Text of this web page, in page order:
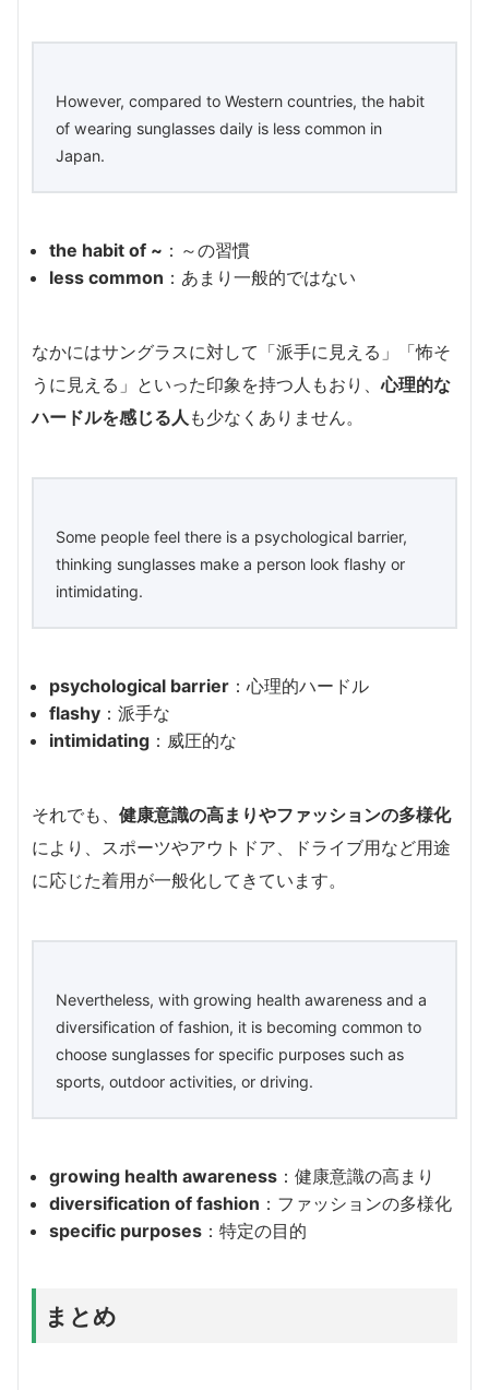
However, compared to Western countries, the habit
of wearing sunglasses daily is less common in
Japan.
the habit of ~ ：～の習慣
less common ：あまり一般的ではない
なかにはサングラスに対して「派手に見える」「怖そ
うに見える」といった印象を持つ人もおり、心理的な
ハードルを感じる人 も少なくありません。
Some people feel there is a psychological barrier,
thinking sunglasses make a person look flashy or
intimidating.
psychological barrier ：心理的ハードル
flashy ：派手な
intimidating ：威圧的な
それでも、 健康意識の高まりやファッションの多様化
により、スポーツやアウトドア、ドライブ用など用途
に応じた着用が一般化してきています。
Nevertheless, with growing health awareness and a
diversification of fashion, it is becoming common to
choose sunglasses for specific purposes such as
sports, outdoor activities, or driving.
growing health awareness ：健康意識の高まり
diversification of fashion ：ファッションの多様化
specific purposes ：特定の目的
まとめ